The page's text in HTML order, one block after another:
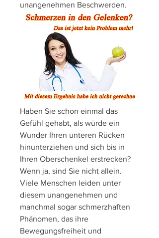
unangenehmen Beschwerden.
Haben Sie schon einmal das
Gefühl gehabt, als würde ein
Wunder Ihren unteren Rücken
hinunterziehen und sich bis in
Ihren Oberschenkel erstrecken?
Wenn ja, sind Sie nicht allein.
Viele Menschen leiden unter
diesem unangenehmen und
manchmal sogar schmerzhaften
Phänomen, das ihre
Bewegungsfreiheit und